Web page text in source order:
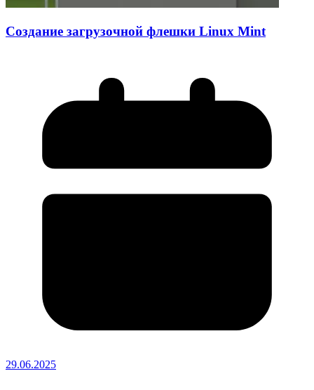
Создание загрузочной флешки Linux Mint
29.06.2025